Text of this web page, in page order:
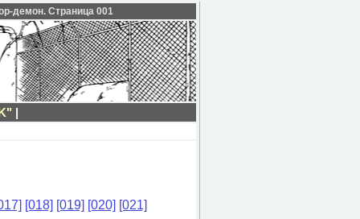
демон. Страница 001
|
[018] [019] [020] [021]